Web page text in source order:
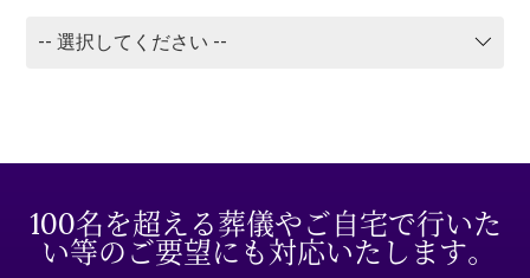
100名を超える葬儀やご自宅で行いた
い等のご要望にも対応いたします。